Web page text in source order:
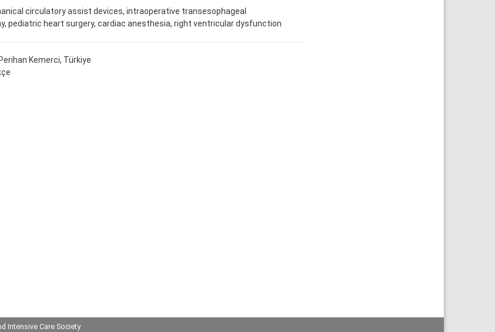
circulatory assist devices, intraoperative transesophageal
pediatric heart surgery, cardiac anesthesia, right ventricular dysfunction
Perihan Kemerci, Türkiye
Intensive Care Society